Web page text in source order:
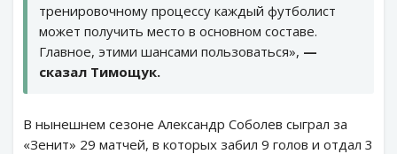
тренировочному процессу каждый футболист
может получить место в основном составе.
Главное, этими шансами пользоваться», —
сказал Тимощук.
В нынешнем сезоне Александр Соболев сыграл за
«Зенит» 29 матчей, в которых забил 9 голов и отдал 3